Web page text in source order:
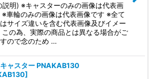
説明) ※キャスターのみの画像は代表画
※車輪のみの画像は代表画像です ※全て
サイズ違いを含む代表画像及びイメー
この為、実際の商品とは異なる場合がご
ので念のため …
ャスター PNAKAB130
]